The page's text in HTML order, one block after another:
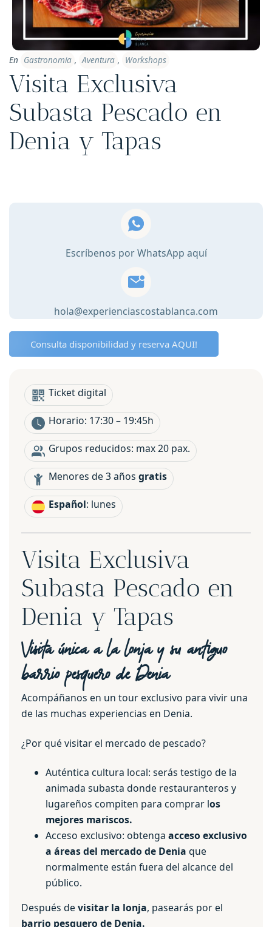
En Gastronomia , Aventura , Workshops
Visita Exclusiva
Subasta Pescado en
Denia y Tapas
Escríbenos por WhatsApp aquí
hola@experienciascostablanca.com
Consulta disponibilidad y reserva AQUI!
Ticket digital
Horario: 17:30 – 19:45h
Grupos reducidos: max 20 pax.
Menores de 3 años gratis
Español: lunes
Visita Exclusiva
Subasta Pescado en
Denia y Tapas
Visita única a la lonja y su antiguo
barrio pesquero de Denia
Acompáñanos en un tour exclusivo para vivir una
de las muchas experiencias en Denia.
¿Por qué visitar el mercado de pescado?
Auténtica cultura local: serás testigo de la
animada subasta donde restauranteros y
lugareños compiten para comprar los
mejores mariscos.
Acceso exclusivo: obtenga acceso exclusivo
a áreas del mercado de Denia que
normalmente están fuera del alcance del
público.
Después de visitar la lonja, pasearás por el
barrio pesquero de Denia.